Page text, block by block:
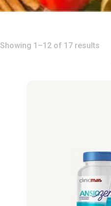
Showing 1–12 of 17 results